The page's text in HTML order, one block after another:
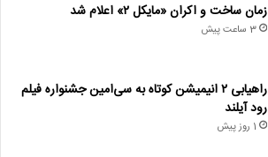
زمان ساخت و اکران «مایکل ۲» اعلام شد
3 ساعت پیش
راهیابی ۲ انیمیشن کوتاه به سی‌امین جشنواره فیلم
رود آیلند
1 روز پیش